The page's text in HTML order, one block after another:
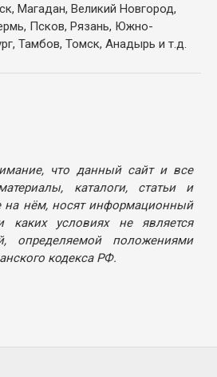
Магадан, Великий Новгород,
Псков, Рязань, Южно-
Тамбов, Томск, Анадырь и т.д.
что данный сайт и все
каталоги, статьи и
нём, носят информационный
каких условиях не является
определяемой положениями
кодекса РФ.